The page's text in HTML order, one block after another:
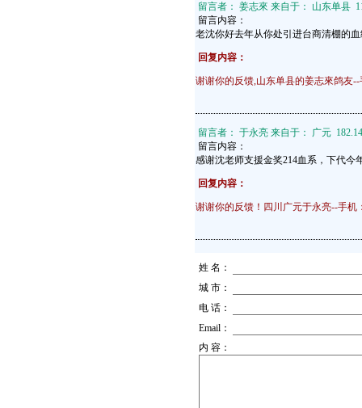
留言者： 姜志來 来自于： 山东单县
留言内容：
老沈你好去年从你处引进台商清棚的
回复内容：
谢谢你的反馈,山东单县的姜志來鸽友--
留言者： 于永亮 来自于： 广元
留言内容：
感谢沈老师支援金奖214血系，下代今
回复内容：
谢谢你的反馈！四川广元于永亮--手机
姓 名：
城 市：
电 话：
Email：
内 容：